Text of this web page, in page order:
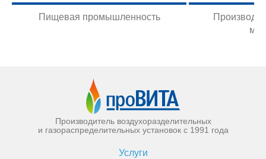
Пищевая промышленность
Производитель воздухоразделительных
и газораспределительных установок с 1991 года
Услуги